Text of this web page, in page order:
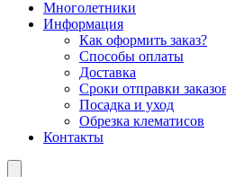
Многолетники
Информация
Как оформить заказ?
Способы оплаты
Доставка
Сроки отправки
Посадка и уход
Обрезка клематисов
Контакты